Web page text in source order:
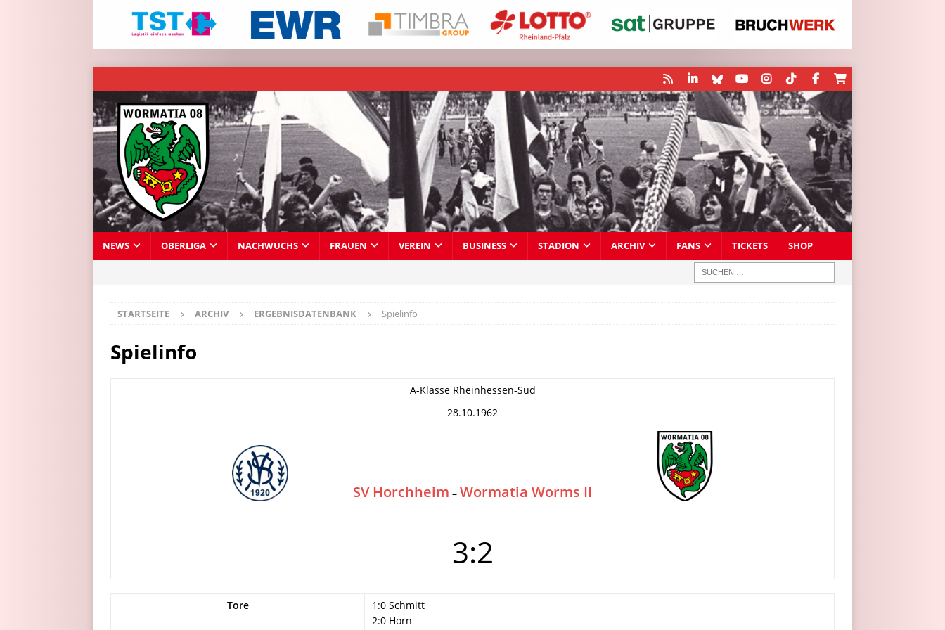
NEWS OBERLIGA NACHWUCHS FRAUEN VEREIN BUSINESS STADION ARCHIV FANS TICKETS SHOP
STARTSEITE ARCHIV ERGEBNISDATENBANK Spielinfo
Spielinfo
A-Klasse Rheinhessen-Süd
28.10.1962
SV Horchheim – Wormatia Worms II
3:2
Tore
1:0 Schmitt
2:0 Horn